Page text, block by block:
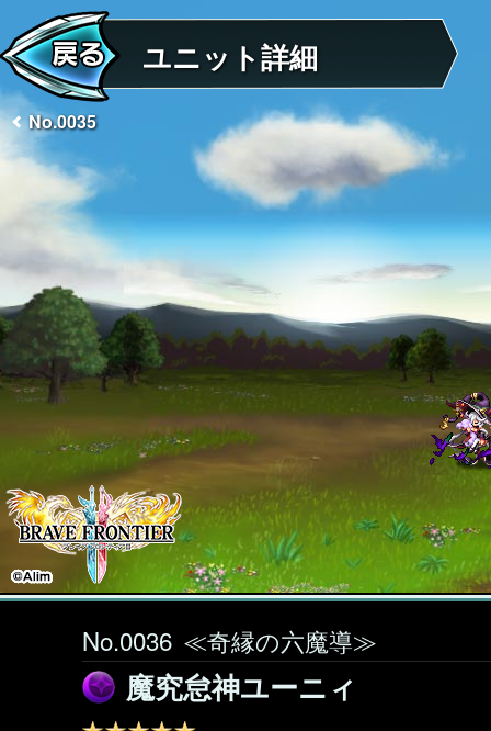
ユニット詳細
No.0035
No.0036 ≪奇縁の六魔導≫
魔究怠神ユーニィ